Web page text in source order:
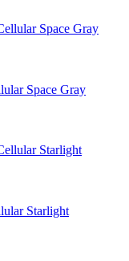
Space Gray
Starlight